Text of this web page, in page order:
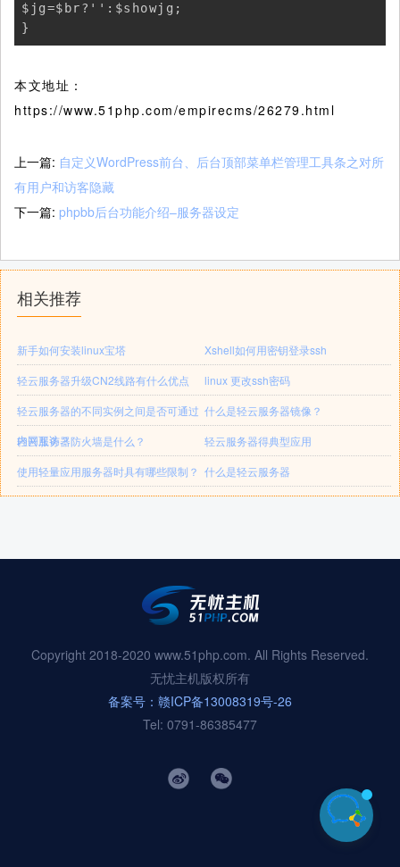
$jg=$br?'':$showjg;
本文地址：
https://www.51php.com/empirecms/26279.html
上一篇: 自定义WordPress前台、后台顶部菜单栏管理工具条之对所
有用户和访客隐藏
下一篇: phpbb后台功能介绍–服务器设定
相关推荐
新手如何安装linux宝塔
Xshell如何用密钥登录ssh
轻云服务器升级CN2线路有什么优点
linux 更改ssh密码
轻云服务器的不同实例之间是否可通过
内网互访？
什么是轻云服务器镜像？
轻云服务器防火墙是什么？
轻云服务器得典型应用
使用轻量应用服务器时具有哪些限制？ 什么是轻云服务器
Copyright 2018-2020 www.51php.com. All Rights Reserved.
无忧主机版权所有
备案号：赣ICP备13008319号-26
Tel: 0791-86385477